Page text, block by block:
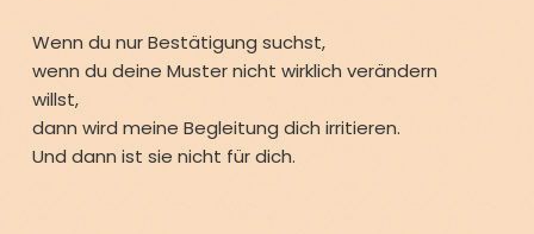
Wenn du nur Bestätigung suchst,
wenn du deine Muster nicht wirklich verändern
willst,
dann wird meine Begleitung dich irritieren.
Und dann ist sie nicht für dich.